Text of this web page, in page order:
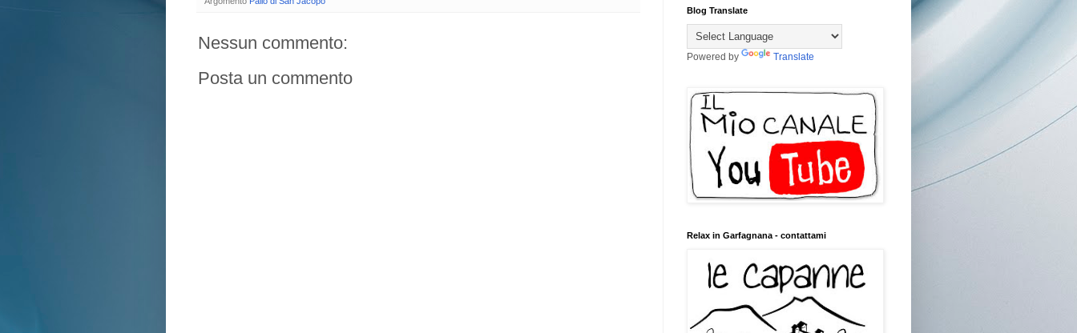
Nessun commento:
Posta un commento
Blog Translate
Powered by Translate
Relax in Garfagnana - contattami